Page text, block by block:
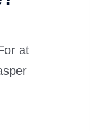
at